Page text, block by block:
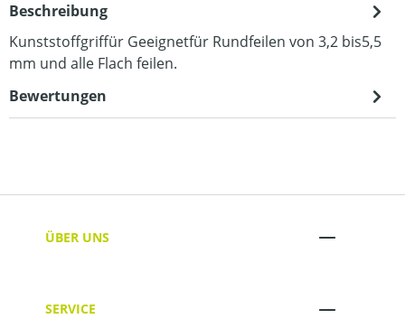
Beschreibung
Kunststoffgriffür Geeignetfür Rundfeilen von 3,2 bis5,5
mm und alle Flach feilen.
Bewertungen
ÜBER UNS
SERVICE